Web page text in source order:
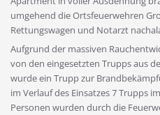
umgehend die Ortsfeuerwehren
Rettungswagen und Notarzt
Aufgrund der massiven
von den eingesetzten Trupps aus
wurde ein Trupp zur
im Verlauf des Einsatzes 7 Trupps
Personen wurden durch die